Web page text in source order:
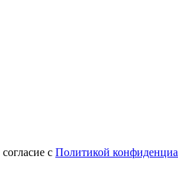
с Политикой